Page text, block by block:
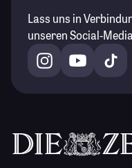
Lass uns in
unseren Social-